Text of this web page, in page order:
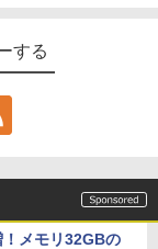
する
メモリ32GBの